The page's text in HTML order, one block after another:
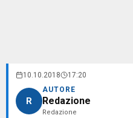
10.10.2018 17:20
R
AUTORE
Redazione
Redazione